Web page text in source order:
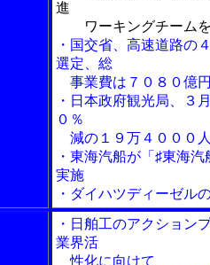
進
ワーキングチームを
・国交省、高速道路の
選定、総
事業費は７０８０億円
・日本政府観光局、３
０％
減の１９万４０００人
・東海汽船が「♯東海
実施
・ダイハツディーゼル
・日舶工のアクショ
業界活
性化に向けて